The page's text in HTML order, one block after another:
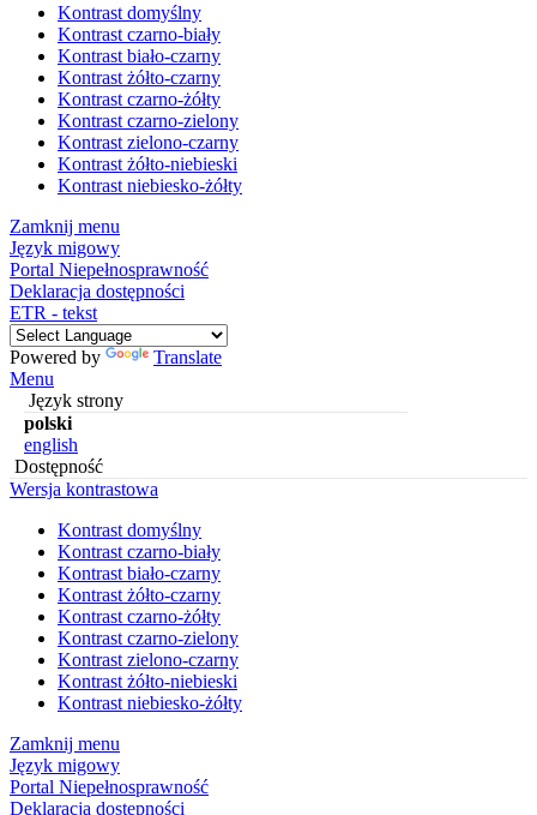
Kontrast domyślny
Kontrast czarno-biały
Kontrast biało-czarny
Kontrast żółto-czarny
Kontrast czarno-żółty
Kontrast czarno-zielony
Kontrast zielono-czarny
Kontrast żółto-niebieski
Kontrast niebiesko-żółty
Zamknij menu
Język migowy
Portal Niepełnosprawność
Deklaracja dostępności
ETR - tekst
Powered by
Translate
Menu
Język strony
polski
english
Dostępność
Wersja kontrastowa
Kontrast domyślny
Kontrast czarno-biały
Kontrast biało-czarny
Kontrast żółto-czarny
Kontrast czarno-żółty
Kontrast czarno-zielony
Kontrast zielono-czarny
Kontrast żółto-niebieski
Kontrast niebiesko-żółty
Zamknij menu
Język migowy
Portal Niepełnosprawność
Deklaracja dostępności